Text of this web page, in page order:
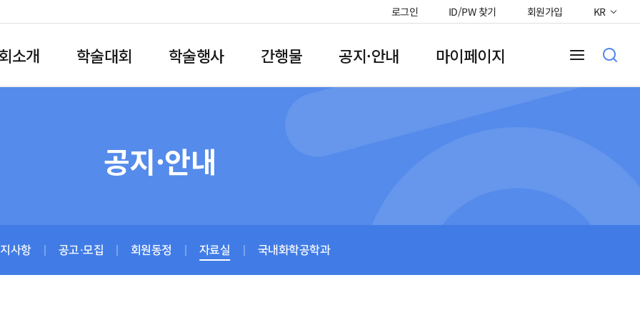
로그인 ID/PW 찾기 회원가입 KR
소개 학술대회 학술행사 간행물 공지·안내 마이페이지
공지·안내
사항 공고·모집 회원동정 자료실 국내화학공학과